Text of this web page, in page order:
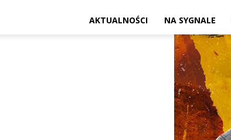
AKTUALNOŚCI NA SYGNALE